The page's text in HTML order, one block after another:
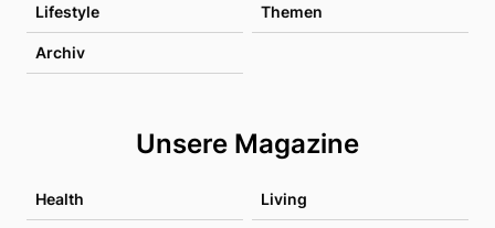
Lifestyle Themen
Archiv
Unsere Magazine
Health Living